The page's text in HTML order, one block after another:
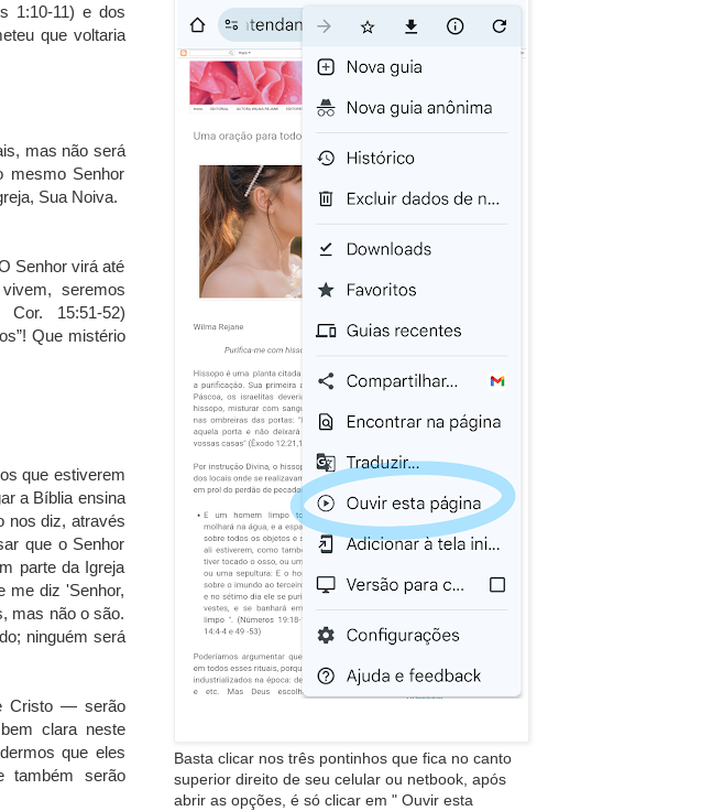
1:10-11) e dos
que voltaria
mas não será
mesmo Senhor
Sua Noiva.
Senhor virá até
seremos
15:51-52)
Que mistério
que estiverem
a Bíblia ensina
nos diz, através
que o Senhor
parte da Igreja
me diz 'Senhor,
mas não o são.
ninguém será
Cristo — serão
clara neste
que eles
também serão
Basta clicar nos três pontinhos que fica no canto
superior direito de seu celular ou netbook, após
abrir as opções, é só clicar em " Ouvir esta